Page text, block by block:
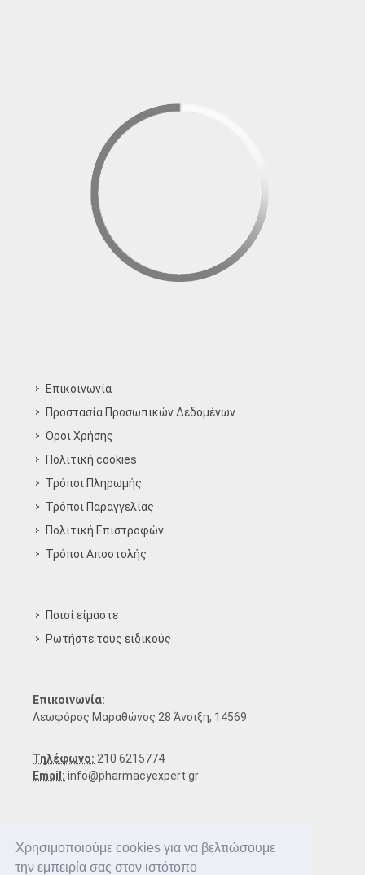
Χρησιμοποιούμε cookies για να βελτιώσουμε
την εμπειρία σας στον ιστότοπο
Επικοινωνία
Προστασία Προσωπικών Δεδομένων
Όροι Χρήσης
Πολιτική cookies
Τρόποι Πληρωμής
Τρόποι Παραγγελίας
Πολιτική Επιστροφών
Τρόποι Aποστολής
Ποιοί είμαστε
Ρωτήστε τους ειδικούς
Επικοινωνία:
Λεωφόρος Μαραθώνος 28 Άνοιξη, 14569
Τηλέφωνο: 210 6215774
Email: info@pharmacyexpert.gr